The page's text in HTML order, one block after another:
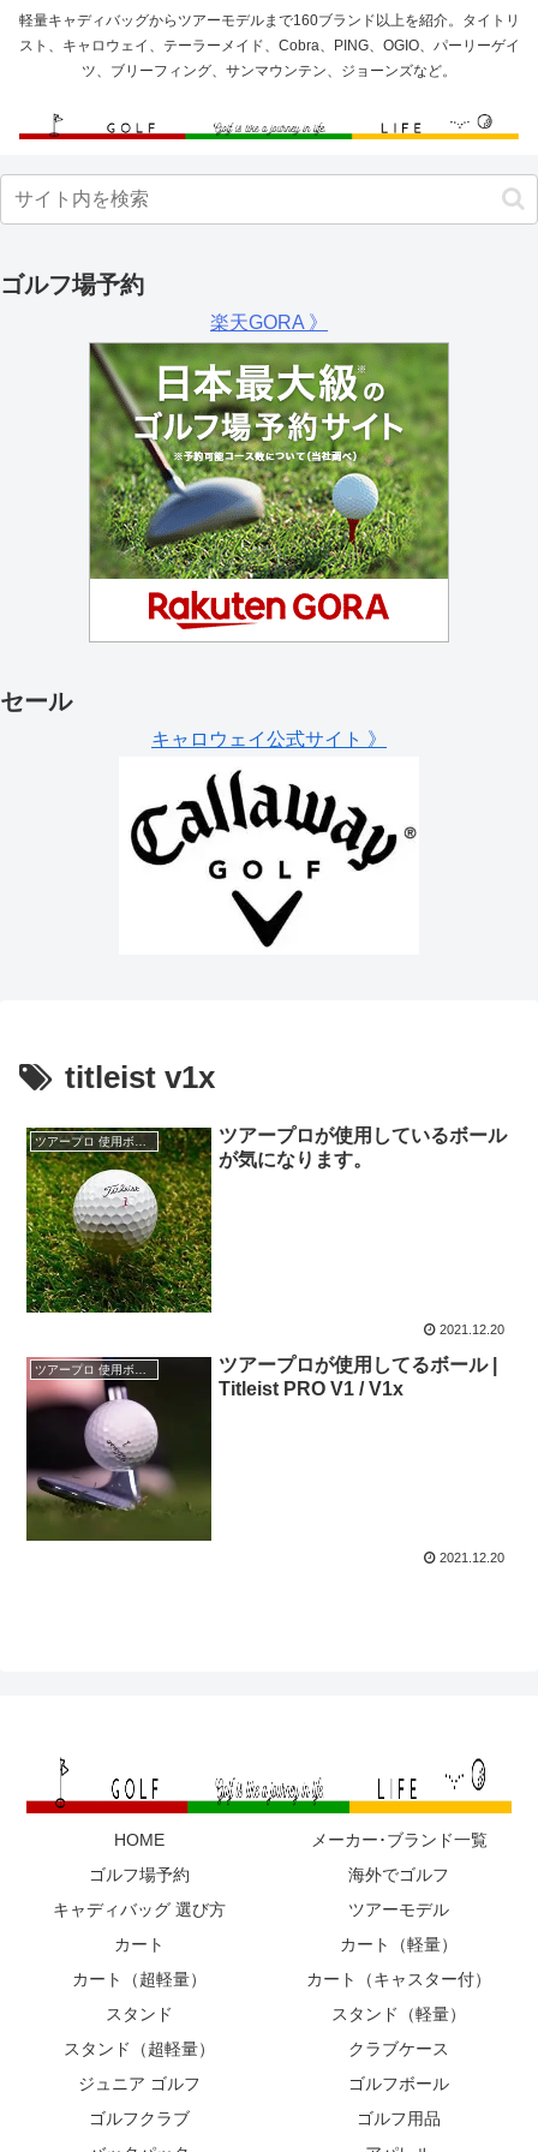
軽量キャディバッグからツアーモデルまで160ブランド以上を紹介。タイトリ
スト、キャロウェイ、テーラーメイド、Cobra、PING、OGIO、パーリーゲイ
ツ、ブリーフィング、サンマウンテン、ジョーンズなど。
ゴルフ場予約
楽天GORA 》
セール
キャロウェイ公式サイト 》
titleist v1x
ツアープロが使用しているボール
が気になります。
2021.12.20
ツアープロ 使用ボール
ツアープロが使用してるボール |
Titleist PRO V1 / V1x
2021.12.20
HOME
メーカー･ブランド一覧
ゴルフ場予約
海外でゴルフ
キャディバッグ 選び方
ツアーモデル
カート
カート（軽量）
カート（超軽量）
カート（キャスター付）
スタンド
スタンド（軽量）
スタンド（超軽量）
クラブケース
ジュニア ゴルフ
ゴルフボール
ゴルフクラブ
ゴルフ用品